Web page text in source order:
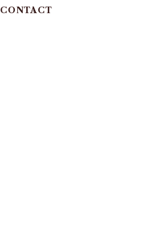
CONTACT